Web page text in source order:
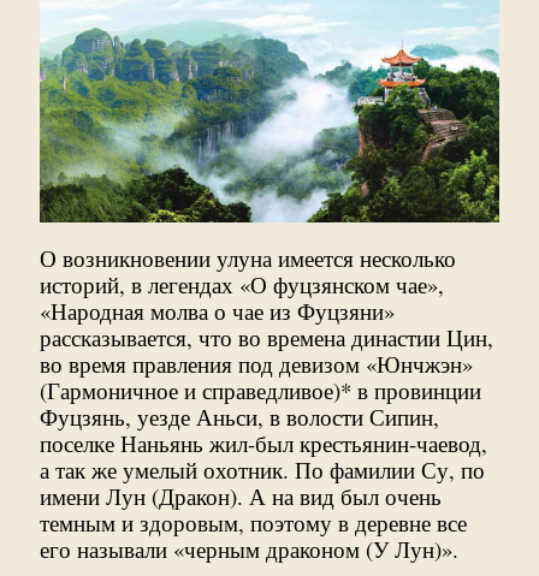
О возникновении улуна имеется несколько
историй, в легендах «О фуцзянском чае»,
«Народная молва о чае из Фуцзяни»
рассказывается, что во времена династии Цин,
во время правления под девизом «Юнчжэн»
(Гармоничное и справедливое)* в провинции
Фуцзянь, уезде Аньси, в волости Сипин,
поселке Наньянь жил-был крестьянин-чаевод,
а так же умелый охотник. По фамилии Су, по
имени Лун (Дракон). А на вид был очень
темным и здоровым, поэтому в деревне все
его называли «черным драконом (У Лун)».